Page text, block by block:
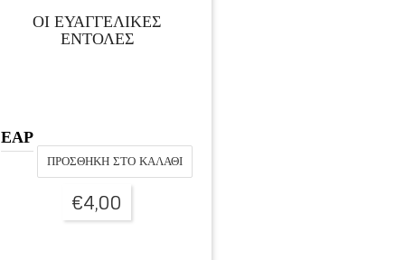
ΟΙ ΕΥΑΓΓΕΛΙΚΕΣ
ΕΝΤΟΛΕΣ
ΕΑΡ
ΠΡΟΣΘΉΚΗ ΣΤΟ ΚΑΛΆΘΙ
€4,00